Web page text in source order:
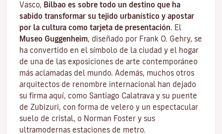
Vasco, Bilbao es sobre todo un destino que ha
sabido transformar su tejido urbanístico y apostar
por la cultura como tarjeta de presentación. El
Museo Guggenheim, diseñado por Frank O. Gehry, se
ha convertido en el símbolo de la ciudad y el hogar
de una de las exposiciones de arte contemporáneo
más aclamadas del mundo. Además, muchos otros
arquitectos de renombre internacional han dejado
su firma aquí, como Santiago Calatrava y su puente
de Zubizuri, con forma de velero y un espectacular
suelo de cristal, o Norman Foster y sus
ultramodernas estaciones de metro.